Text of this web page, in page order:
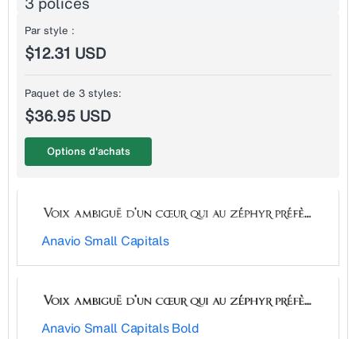
Anavio Small Capitals
Anavio Small Capitals Bold
Par style :
$12.31 USD
Paquet de 3 styles:
$36.95 USD
Options d'achats